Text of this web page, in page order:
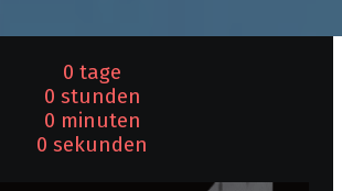
0 tage
0 stunden
0 minuten
0 sekunden